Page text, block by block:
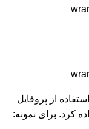
از پروفایل